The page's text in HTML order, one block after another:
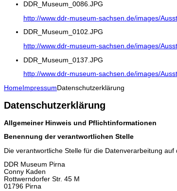
DDR_Museum_0086.JPG
http://www.ddr-museum-sachsen.de/images/
DDR_Museum_0102.JPG
http://www.ddr-museum-sachsen.de/images/
DDR_Museum_0137.JPG
http://www.ddr-museum-sachsen.de/images/
HomeImpressumDatenschutzerklärung
Datenschutzerklärung
Allgemeiner Hinweis und Pflichtinformationen
Benennung der verantwortlichen Stelle
Die verantwortliche Stelle für die Datenverarbeitung auf
DDR Museum Pirna
Conny Kaden
Rottwerndorfer Str. 45 M
01796 Pirna